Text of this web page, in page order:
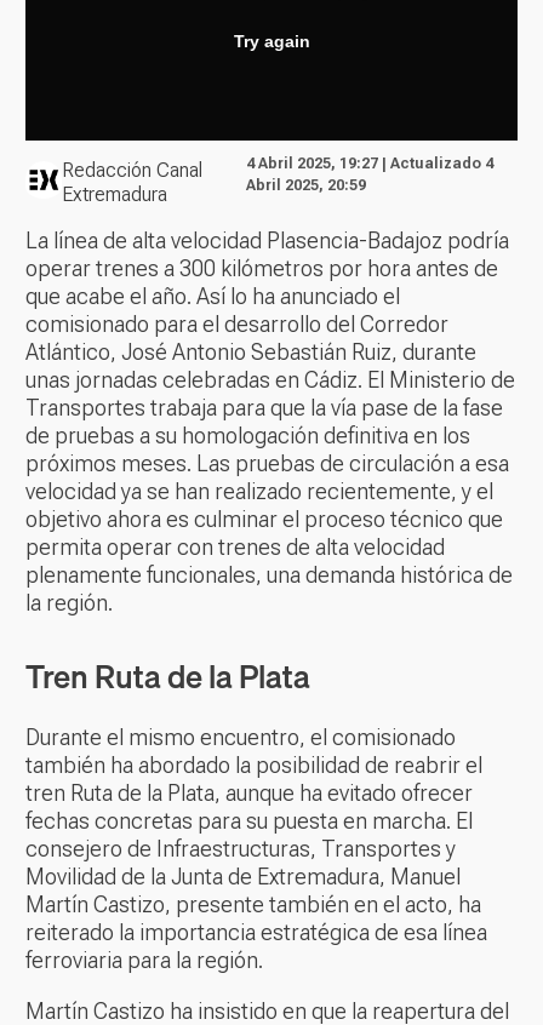
Redacción Canal
Extremadura
4 Abril 2025, 19:27 | Actualizado 4
Abril 2025, 20:59
La línea de alta velocidad Plasencia-Badajoz podría
operar trenes a 300 kilómetros por hora antes de
que acabe el año. Así lo ha anunciado el
comisionado para el desarrollo del Corredor
Atlántico, José Antonio Sebastián Ruiz, durante
unas jornadas celebradas en Cádiz. El Ministerio de
Transportes trabaja para que la vía pase de la fase
de pruebas a su homologación definitiva en los
próximos meses. Las pruebas de circulación a esa
velocidad ya se han realizado recientemente, y el
objetivo ahora es culminar el proceso técnico que
permita operar con trenes de alta velocidad
plenamente funcionales, una demanda histórica de
la región.
Tren Ruta de la Plata
Durante el mismo encuentro, el comisionado
también ha abordado la posibilidad de reabrir el
tren Ruta de la Plata, aunque ha evitado ofrecer
fechas concretas para su puesta en marcha. El
consejero de Infraestructuras, Transportes y
Movilidad de la Junta de Extremadura, Manuel
Martín Castizo, presente también en el acto, ha
reiterado la importancia estratégica de esa línea
ferroviaria para la región.
Martín Castizo ha insistido en que la reapertura del